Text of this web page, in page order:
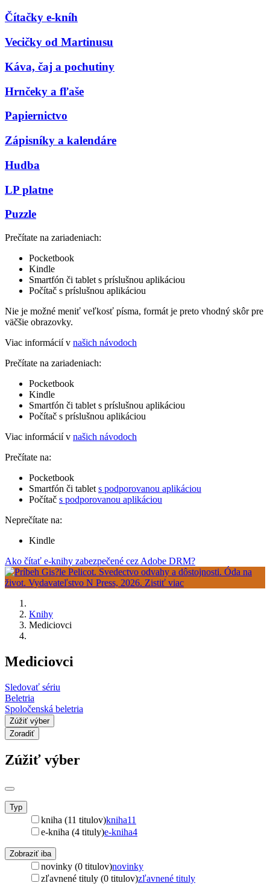
Čítačky e-kníh
Vecičky od Martinusu
Káva, čaj a pochutiny
Hrnčeky a fľaše
Papiernictvo
Zápisníky a kalendáre
Hudba
LP platne
Puzzle
Prečítate na zariadeniach:
Pocketbook
Kindle
Smartfón či tablet s príslušnou aplikáciou
Počítač s príslušnou aplikáciou
Nie je možné meniť veľkosť písma, formát je preto vhodný skôr pre
väčšie obrazovky.
Viac informácií v našich návodoch
Prečítate na zariadeniach:
Pocketbook
Kindle
Smartfón či tablet s príslušnou aplikáciou
Počítač s príslušnou aplikáciou
Viac informácií v našich návodoch
Prečítate na:
Pocketbook
Smartfón či tablet s podporovanou aplikáciou
Počítač s podporovanou aplikáciou
Neprečítate na:
Kindle
Ako čítať e-knihy zabezpečené cez Adobe DRM?
Knihy
Mediciovci
Mediciovci
Sledovať sériu
Beletria
Spoločenská beletria
Zúžiť výber
Zoradiť
Zúžiť výber
Typ
kniha (11 titulov)kniha11
e-kniha (4 tituly)e-kniha4
Zobraziť iba
novinky (0 titulov)novinky
zľavnené tituly (0 titulov)zľavnené tituly